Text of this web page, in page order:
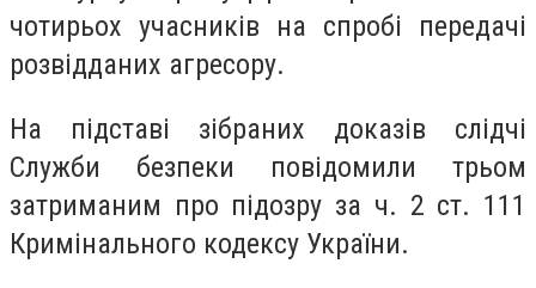
чотирьох учасників на спробі передачі
розвідданих агресору.
На підставі зібраних доказів слідчі
Служби безпеки повідомили трьом
затриманим про підозру за ч. 2 ст. 111
Кримінального кодексу України.